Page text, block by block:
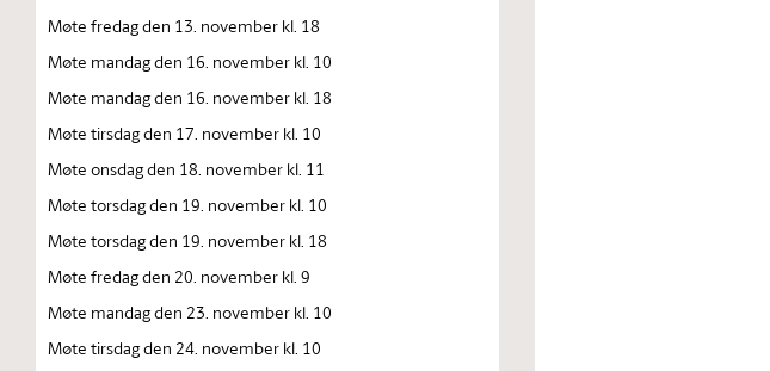
Møte fredag den 13. november kl. 18
Møte mandag den 16. november kl. 10
Møte mandag den 16. november kl. 18
Møte tirsdag den 17. november kl. 10
Møte onsdag den 18. november kl. 11
Møte torsdag den 19. november kl. 10
Møte torsdag den 19. november kl. 18
Møte fredag den 20. november kl. 9
Møte mandag den 23. november kl. 10
Møte tirsdag den 24. november kl. 10